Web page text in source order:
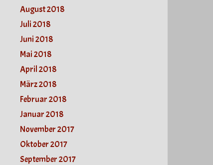
August 2018
Juli 2018
Juni 2018
Mai 2018
April 2018
März 2018
Februar 2018
Januar 2018
November 2017
Oktober 2017
September 2017